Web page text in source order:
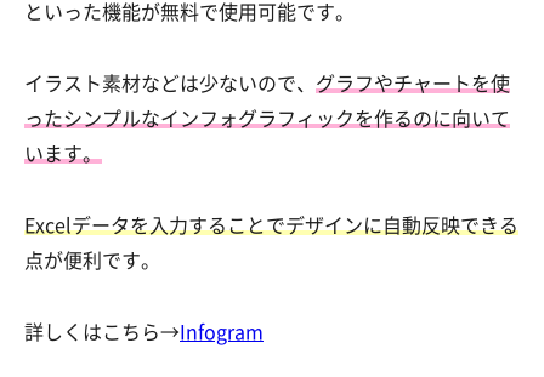
といった機能が無料で使用可能です。
イラスト素材などは少ないので、 グラフやチャートを使
ったシンプルなインフォグラフィックを作るのに向いて
います。
Excelデータを入力することでデザインに自動反映できる
点が便利です。
詳しくはこちら→ Infogram